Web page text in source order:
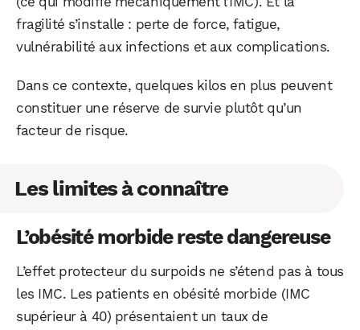
fragilité s’installe : perte de force, fatigue,
vulnérabilité aux infections et aux complications.
Dans ce contexte, quelques kilos en plus peuvent
constituer une réserve de survie plutôt qu’un
facteur de risque.
Les limites à connaître
L’obésité morbide reste dangereuse
L’effet protecteur du surpoids ne s’étend pas à tous
les IMC. Les patients en obésité morbide (IMC
supérieur à 40) présentaient un taux de